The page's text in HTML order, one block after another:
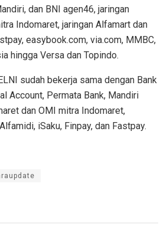
dan BNI agen46, jaringan
Indomaret, jaringan Alfamart dan
easybook.com, via.com, MMBC,
hingga Versa dan Topindo.
sudah bekerja sama dengan Bank
Account, Permata Bank, Mandiri
dan OMI mitra Indomaret,
iSaku, Finpay, dan Fastpay.